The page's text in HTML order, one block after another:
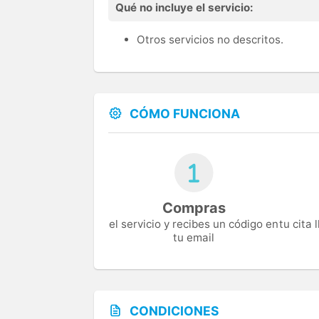
Qué no incluye el servicio:
Otros servicios no descritos.
CÓMO FUNCIONA
Compras
el servicio y recibes un código en
tu email
tu cita
CONDICIONES